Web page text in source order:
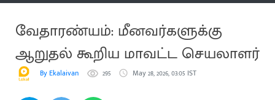
வேதாரண்யம்: மீனவர்களுக்கு
ஆறுதல் கூறிய மாவட்ட செயலாளர்
By Ekalaivan 295 May 28, 2026, 03:05 IST